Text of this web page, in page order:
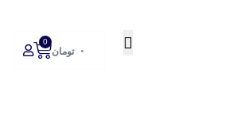
۰ تومان
0